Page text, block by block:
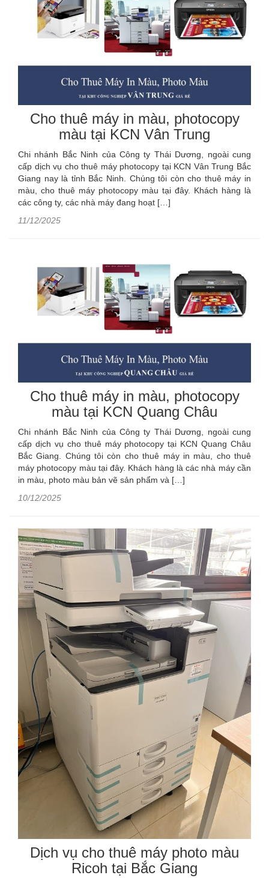
Cho thuê máy in màu, photocopy
màu tại KCN Vân Trung
Chi nhánh Bắc Ninh của Công ty Thái Dương, ngoài cung
cấp dịch vụ cho thuê máy photocopy tại KCN Vân Trung Bắc
Giang nay là tỉnh Bắc Ninh. Chúng tôi còn cho thuê máy in
màu, cho thuê máy photocopy màu tại đây. Khách hàng là
các công ty, các nhà máy đang hoạt […]
11/12/2025
Cho thuê máy in màu, photocopy
màu tại KCN Quang Châu
Chi nhánh Bắc Ninh của Công ty Thái Dương, ngoài cung
cấp dịch vụ cho thuê máy photocopy tại KCN Quang Châu
Bắc Giang. Chúng tôi còn cho thuê máy in màu, cho thuê
máy photocopy màu tại đây. Khách hàng là các nhà máy cần
in màu, photo màu bản vẽ sản phẩm và […]
10/12/2025
Dịch vụ cho thuê máy photo màu
Ricoh tại Bắc Giang